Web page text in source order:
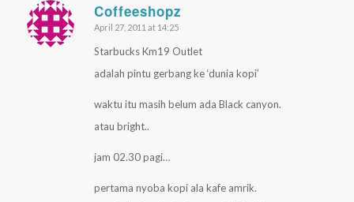
Coffeeshopz
says:
April 27, 2011 at 14:25
Starbucks Km19 Outlet
adalah pintu gerbang ke ‘dunia kopi’
waktu itu masih belum ada Black canyon.
atau bright..
jam 02.30 pagi…
pertama nyoba kopi ala kafe amrik.